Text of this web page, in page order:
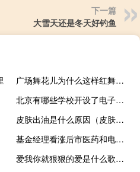
下一篇
大雪天还是冬天好钓鱼
广场舞花儿为什么这样红舞蹈视频（广场舞花儿为什么这样红）
北京有哪些学校开设了电子信息科学与技术专业
皮肤出油是什么原因（皮肤出油是什么原因）
基金经理看涨后市医药和电子板块最受关注
爱我你就狠狠的爱是什么歌（爱我你就狠狠的爱）